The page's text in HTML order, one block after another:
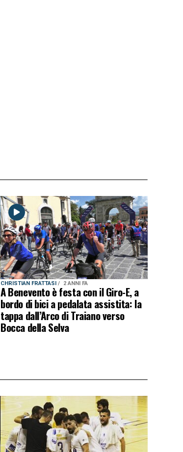
CHRISTIAN FRATTASI 2 ANNI FA
A Benevento è festa con il Giro-E, a
bordo di bici a pedalata assistita: la
tappa dall’Arco di Traiano verso
Bocca della Selva